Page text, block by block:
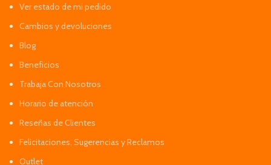
Ver estado de mi pedido
Cambios y devoluciones
Blog
Beneficios
Trabaja Con Nosotros
Horario de atención
Reseñas de Clientes
Felicitaciones, Sugerencias y Reclamos
Outlet